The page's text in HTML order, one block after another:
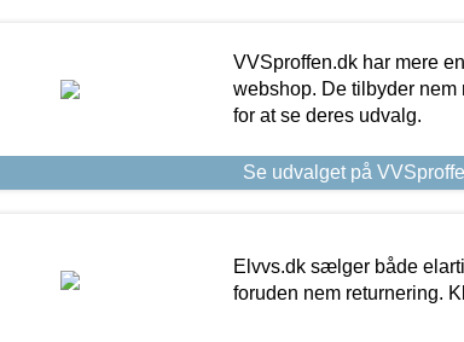
VVSproffen.dk har mere
webshop. De tilbyder
for at se deres udvalg.
Se udvalget på
Elvvs.dk sælger både
foruden nem returnering.